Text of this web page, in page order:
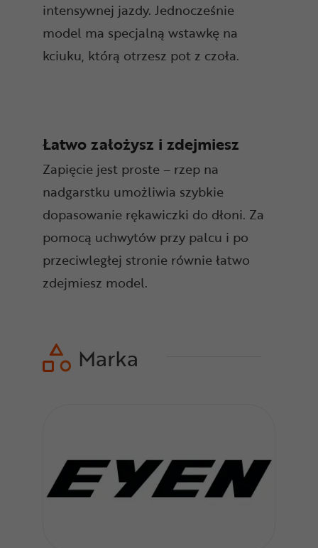
intensywnej jazdy. Jednocześnie
model ma specjalną wstawkę na
kciuku, którą otrzesz pot z czoła.
Łatwo założysz i zdejmiesz
Zapięcie jest proste – rzep na
nadgarstku umożliwia szybkie
dopasowanie rękawiczki do dłoni. Za
pomocą uchwytów przy palcu i po
przeciwległej stronie równie łatwo
zdejmiesz model.
Marka